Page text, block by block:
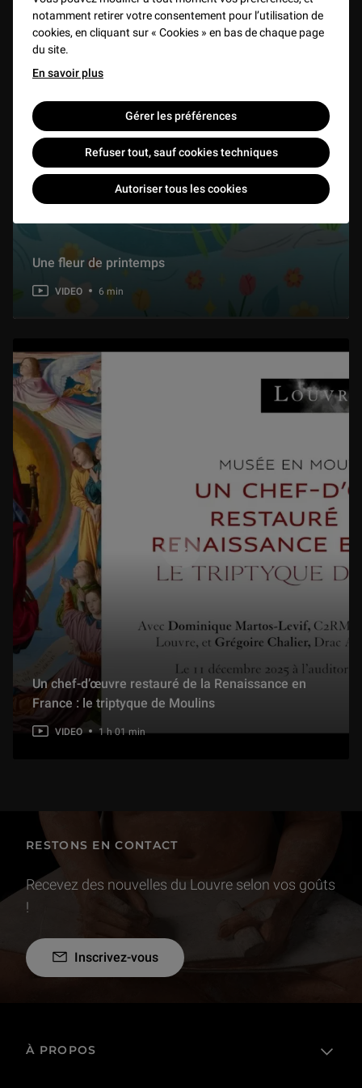
notamment retirer votre consentement pour l’utilisation de
cookies, en cliquant sur « Cookies » en bas de chaque page
du site.
En savoir plus
Gérer les préférences
Refuser tout, sauf cookies techniques
Autoriser tous les cookies
Au Louvre ! La cour Khorsabad
Au Louvre ! Le Saint Sébastien de Mantegna
Au Louvre ! La Cour Marly
2 min
Au Louvre ! La Salle des Cariatides
1 min
La galerie Campana
2 min
Une fleur de printemps
VIDEO 6 min
Un chef-d’œuvre restauré de la Renaissance en
France : le triptyque de Moulins
VIDEO 1 h 01 min
RESTONS EN CONTACT
Recevez des nouvelles du Louvre selon vos goûts
!
Inscrivez-vous
À PROPOS